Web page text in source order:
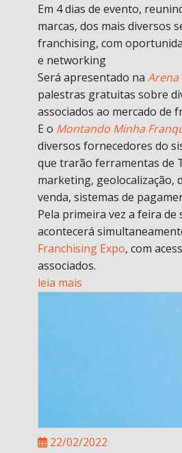
Em 4 dias de evento,
marcas, dos mais diversos
franchising, com
e networking
Será apresentado na
palestras gratuitas sobre
associados ao mercado de
E o Montando Minha
diversos fornecedores do
que trarão ferramentas de
marketing, geolocalização,
venda, sistemas de
Pela primeira vez a feira de
acontecerá
Franchising Expo, com
associados.
leia mais
22/02/2022